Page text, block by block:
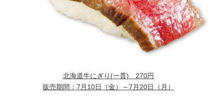
北海道牛にぎり(一貫) 270円
販売期間：7月10日（金）～7月20日（月）